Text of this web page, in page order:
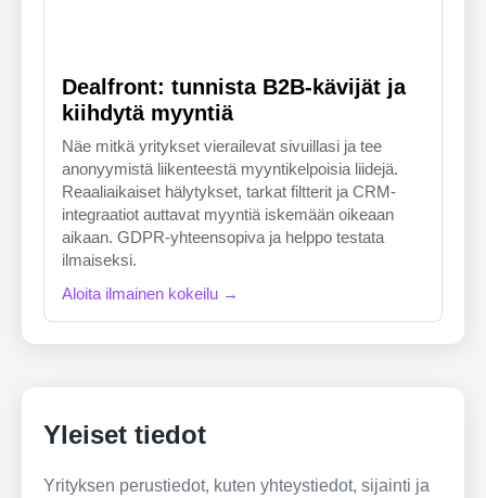
Dealfront: tunnista B2B-kävijät ja
kiihdytä myyntiä
Näe mitkä yritykset vierailevat sivuillasi ja tee
anonyymistä liikenteestä myyntikelpoisia liidejä.
Reaaliaikaiset hälytykset, tarkat filtterit ja CRM-
integraatiot auttavat myyntiä iskemään oikeaan
aikaan. GDPR-yhteensopiva ja helppo testata
ilmaiseksi.
Aloita ilmainen kokeilu →
Yleiset tiedot
Yrityksen perustiedot, kuten yhteystiedot, sijainti ja